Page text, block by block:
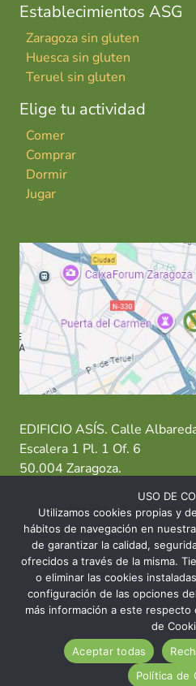
Establecimientos ASG
Zaragoza sin gluten
Huesca sin gluten
Teruel sin gluten
Elige tu actividad
Comer
Comprar
Dormir
Jugar
EDIFICIO ASÍS. Calle
Escalera 1 Pl. 1 Of. 6
50.004 Zaragoza.
T: 976 484 949 M: 635
Sede Zaragoza·Sede Huesca·
© 2026 Asociación
INICIO CONTACTO
USO DE
Utilizamos cookies propias y
hábitos de navegación en
de garantizar la calidad,
ofrecidos a través de la misma.
o eliminar las cookies
configuración de las opciones
más información a este
de
Aceptar todas
Política de